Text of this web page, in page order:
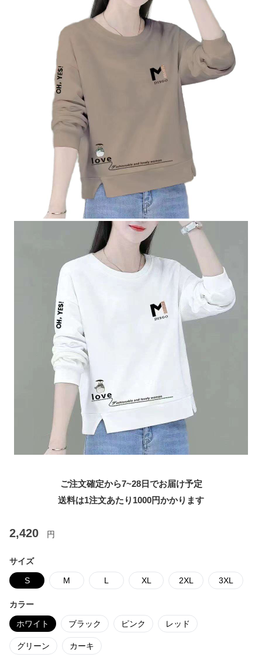
ご注文確定から7~28日でお届け予定
送料は1注文あたり 1000円かかります
2,420 円
サイズ
S M L XL 2XL 3XL
カラー
ホワイト ブラック ピンク レッド
グリーン カーキ